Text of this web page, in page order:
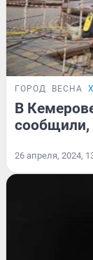
ГОРОД ВЕСНА
В
сообщили,
26 апреля, 2024,